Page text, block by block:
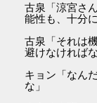
古泉「涼宮さ
能性も、十分
古泉「それは
避けなければ
キョン「なん
な」